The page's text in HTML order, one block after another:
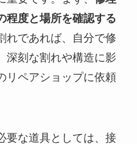
程度と場所を確認する
れであれば、自分で修
深刻な割れや構造に影
リペアショップに依頼
要な道具としては、接